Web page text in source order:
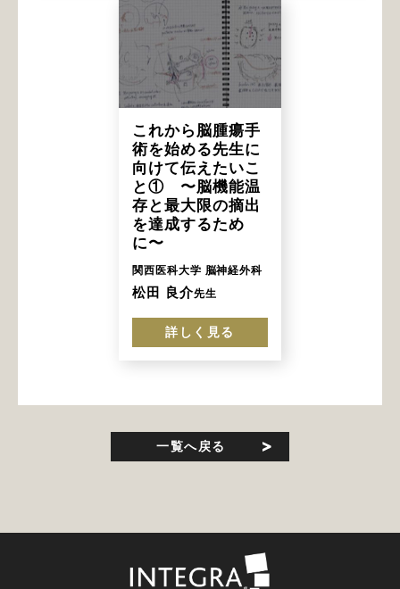
これから脳腫瘍手
術を始める先生に
向けて伝えたいこ
と① 〜脳機能温
存と最大限の摘出
を達成するため
に〜
関西医科大学 脳神経外科
松田 良介先生
詳しく見る
一覧へ戻る